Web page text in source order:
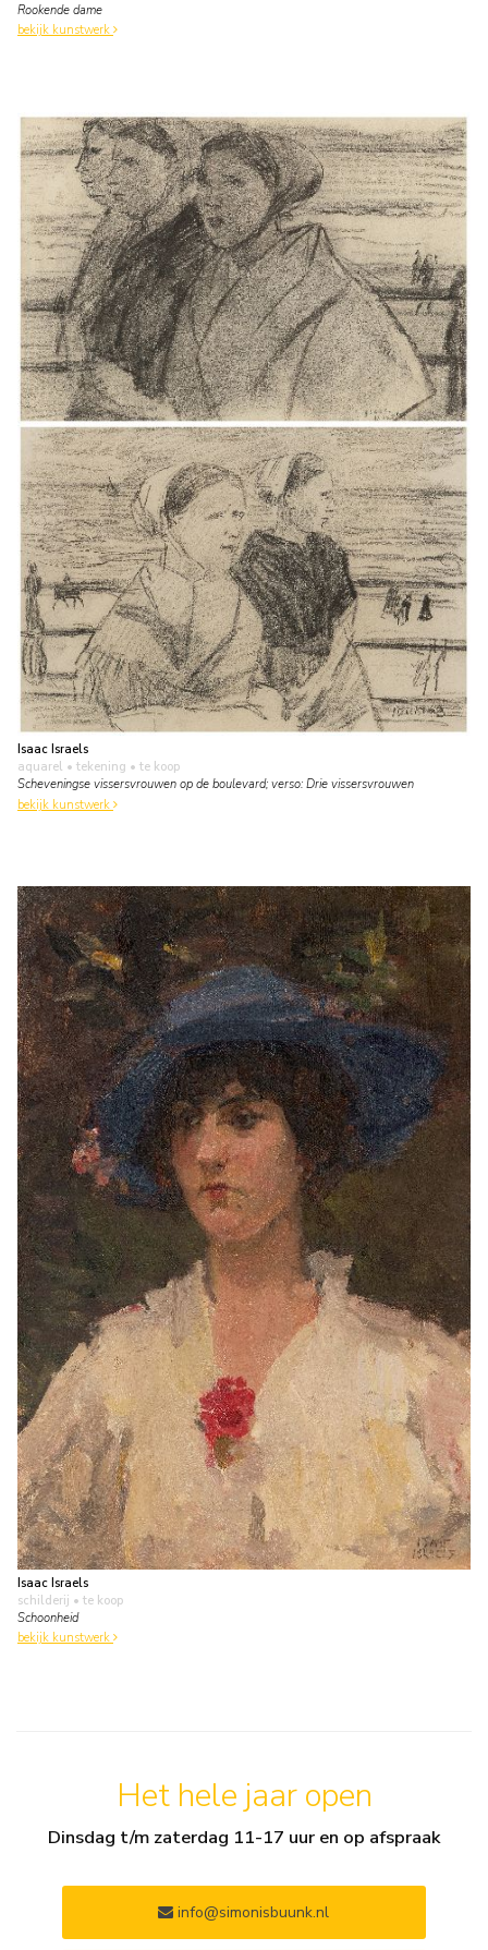
Rookende dame
bekijk kunstwerk
Isaac Israels
aquarel • tekening • te koop
Scheveningse vissersvrouwen op de boulevard; verso: Drie vissersvrouwen
bekijk kunstwerk
Isaac Israels
schilderij • te koop
Schoonheid
bekijk kunstwerk
Het hele jaar open
Dinsdag t/m zaterdag 11-17 uur en op afspraak
info@simonisbuunk.nl